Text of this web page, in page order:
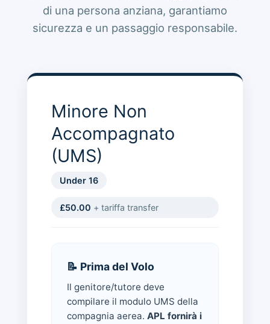
di una persona anziana, garantiamo
sicurezza e un passaggio responsabile.
Minore Non
Accompagnato
(UMS)
Under 16
£50.00 + tariffa transfer
📝 Prima del Volo
Il genitore/tutore deve
compilare il modulo UMS della
compagnia aerea. APL fornirà i